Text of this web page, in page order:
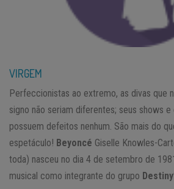
VIRGEM
Perfeccionistas ao extremo, as divas que
signo não seriam diferentes; seus shows
possuem defeitos nenhum. São mais do
espetáculo! Beyoncé Giselle Knowles-
toda) nasceu no dia 4 de setembro de
musical como integrante do grupo